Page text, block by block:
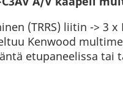
(TRRS) liitin -> 3 x
Kenwood
etupaneelissa tai